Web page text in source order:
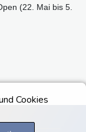
Cookies
(22. Mai bis 5.